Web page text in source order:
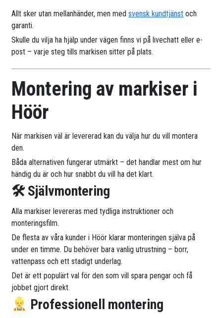
Allt sker utan mellanhänder, men medsvensk kundtjänst och
garanti.
Skulle du vilja ha hjälp under vägen finns vi på livechatt eller e-
post – varje steg tills markisen sitter på plats.
Montering av markiser i
Höör
När markisen väl är levererad kan du välja hur du vill montera
den.
Båda alternativen fungerar utmärkt – det handlar mest om hur
händig du är och hur snabbt du vill ha det klart.
🛠 Självmontering
Alla markiser levereras med tydliga instruktioner och
monteringsfilm.
De flesta av våra kunder i Höör klarar monteringen själva på
under en timme. Du behöver bara vanlig utrustning – borr,
vattenpass och ett stadigt underlag.
Det är ett populärt val för den som vill spara pengar och få
jobbet gjort direkt.
Professionell montering